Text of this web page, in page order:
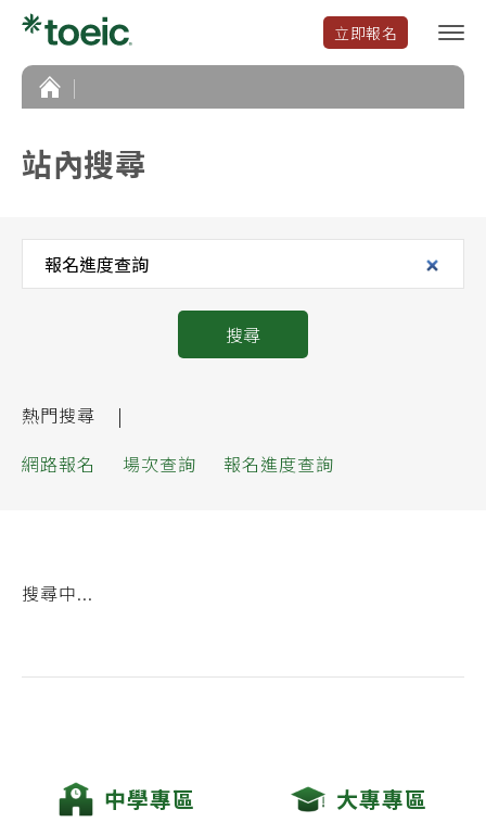
立即報名
選
單
啟
首
頁
站內搜尋
搜尋
熱門搜尋
網路報名
場次查詢 報名進度查詢
搜尋中...
中學專區 大專專區